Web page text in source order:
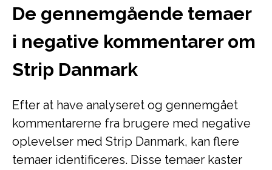
De gennemgående temaer
i negative kommentarer om
Strip Danmark
Efter at have analyseret og gennemgået
kommentarerne fra brugere med negative
oplevelser med Strip Danmark, kan flere
temaer identificeres. Disse temaer kaster